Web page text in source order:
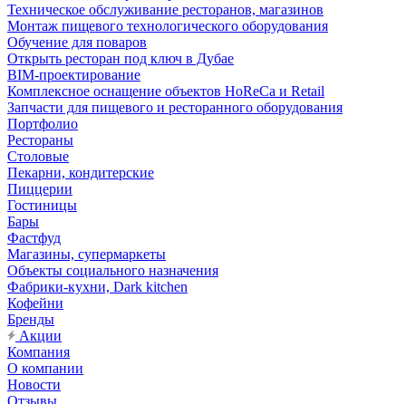
Техническое обслуживание ресторанов, магазинов
Монтаж пищевого технологического оборудования
Обучение для поваров
Открыть ресторан под ключ в Дубае
BIM-проектирование
Комплексное оснащение объектов HoReCa и Retail
Запчасти для пищевого и ресторанного оборудования
Портфолио
Рестораны
Столовые
Пекарни, кондитерские
Пиццерии
Гостиницы
Бары
Фастфуд
Магазины, супермаркеты
Объекты социального назначения
Фабрики-кухни, Dark kitchen
Кофейни
Бренды
Акции
Компания
О компании
Новости
Отзывы